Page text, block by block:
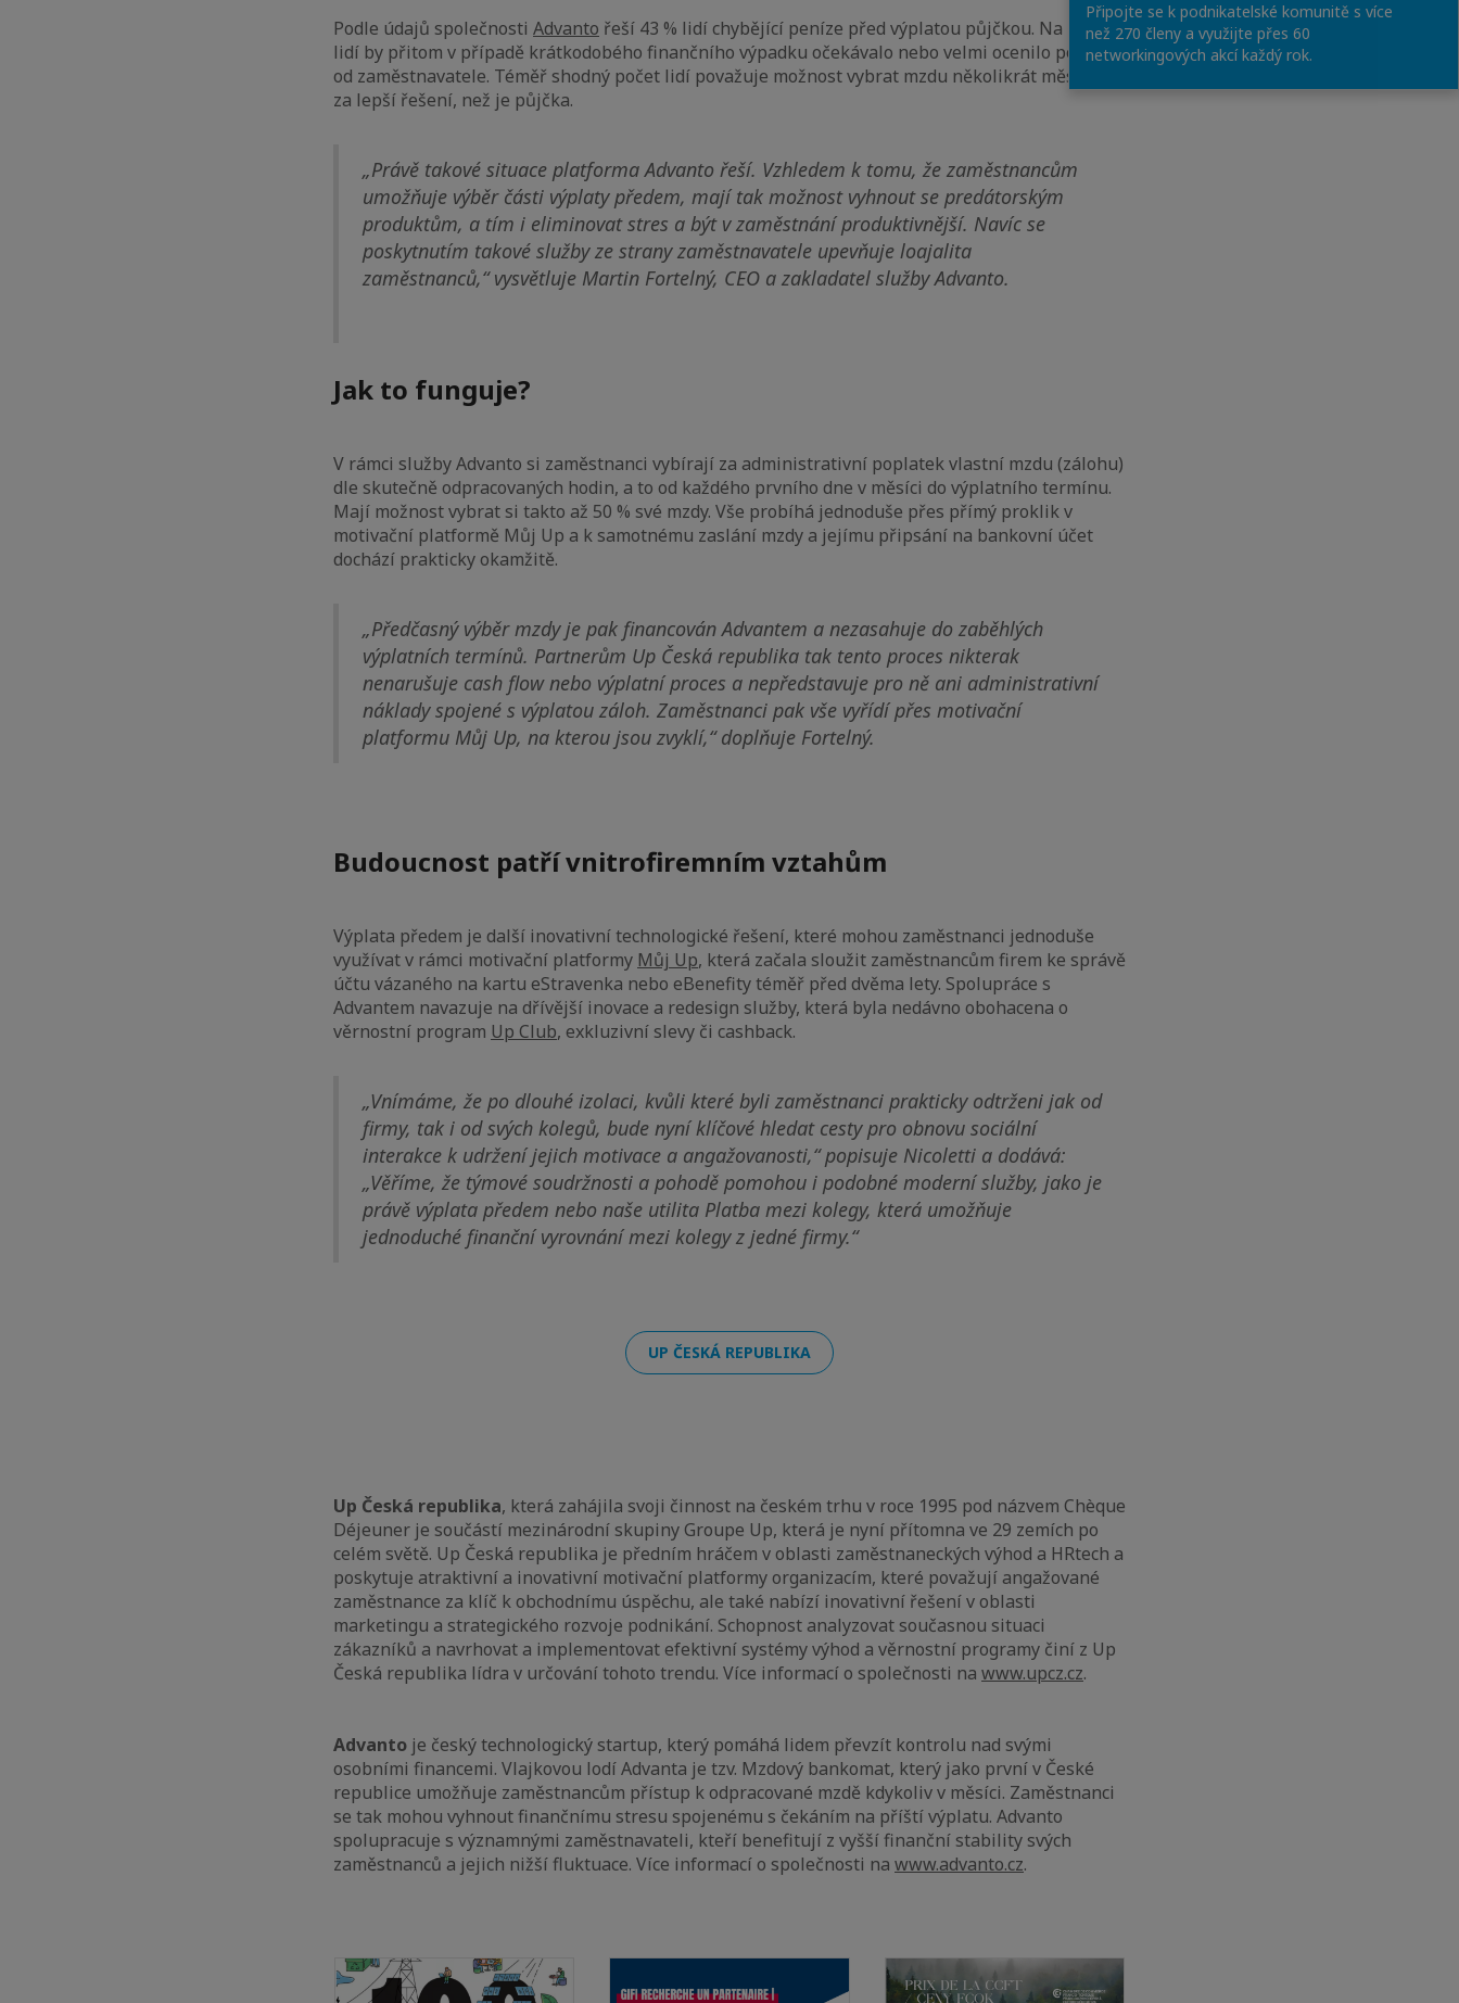
Podle údajů společnosti Advanto řeší 43 % lidí chybějící peníze před výplatou půjčkou. Na 70 %
lidí by přitom v případě krátkodobého finančního výpadku očekávalo nebo velmi ocenilo pomoc
od zaměstnavatele. Téměř shodný počet lidí považuje možnost vybrat mzdu několikrát měsíčně
za lepší řešení, než je půjčka.
„Právě takové situace platforma Advanto řeší. Vzhledem k tomu, že zaměstnancům
umožňuje výběr části výplaty předem, mají tak možnost vyhnout se predátorským
produktům, a tím i eliminovat stres a být v zaměstnání produktivnější. Navíc se
poskytnutím takové služby ze strany zaměstnavatele upevňuje loajalita
zaměstnanců,“vysvětluje Martin Fortelný, CEO a zakladatel služby Advanto.
Jak to funguje?
V rámci služby Advanto si zaměstnanci vybírají za administrativní poplatek vlastní mzdu (zálohu)
dle skutečně odpracovaných hodin, a to od každého prvního dne v měsíci do výplatního termínu.
Mají možnost vybrat si takto až 50 % své mzdy. Vše probíhá jednoduše přes přímý proklik v
motivační platformě Můj Up a k samotnému zaslání mzdy a jejímu připsání na bankovní účet
dochází prakticky okamžitě.
„Předčasný výběr mzdy je pak financován Advantem a nezasahuje do zaběhlých
výplatních termínů. Partnerům Up Česká republika tak tento proces nikterak
nenarušuje cash flow nebo výplatní proces a nepředstavuje pro ně ani administrativní
náklady spojené s výplatou záloh. Zaměstnanci pak vše vyřídí přes motivační
platformu Můj Up, na kterou jsou zvyklí,“doplňuje Fortelný.
Budoucnost patří vnitrofiremním vztahům
Výplata předem je další inovativní technologické řešení, které mohou zaměstnanci jednoduše
využívat v rámci motivační platformy Můj Up, která začala sloužit zaměstnancům firem ke správě
účtu vázaného na kartu eStravenka nebo eBenefity téměř před dvěma lety. Spolupráce s
Advantem navazuje na dřívější inovace a redesign služby, která byla nedávno obohacena o
věrnostní program Up Club, exkluzivní slevy či cashback.
„Vnímáme, že po dlouhé izolaci, kvůli které byli zaměstnanci prakticky odtrženi jak od
firmy, tak i od svých kolegů, bude nyní klíčové hledat cesty pro obnovu sociální
interakce k udržení jejich motivace a angažovanosti,“popisuje Nicoletti a dodává:
„Věříme, že týmové soudržnosti a pohodě pomohou i podobné moderní služby, jako je
právě výplata předem nebo naše utilita Platba mezi kolegy, která umožňuje
jednoduché finanční vyrovnání mezi kolegy z jedné firmy.“
UP ČESKÁ REPUBLIKA
Up Česká republika, která zahájila svoji činnost na českém trhu v roce 1995 pod názvem Chèque
Déjeuner je součástí mezinárodní skupiny Groupe Up, která je nyní přítomna ve 29 zemích po
celém světě. Up Česká republika je předním hráčem v oblasti zaměstnaneckých výhod a HRtech a
poskytuje atraktivní a inovativní motivační platformy organizacím, které považují angažované
zaměstnance za klíč k obchodnímu úspěchu, ale také nabízí inovativní řešení v oblasti
marketingu a strategického rozvoje podnikání. Schopnost analyzovat současnou situaci
zákazníků a navrhovat a implementovat efektivní systémy výhod a věrnostní programy činí z Up
Česká republika lídra v určování tohoto trendu. Více informací o společnosti na www.upcz.cz.
Advanto je český technologický startup, který pomáhá lidem převzít kontrolu nad svými
osobními financemi. Vlajkovou lodí Advanta je tzv. Mzdový bankomat, který jako první v České
republice umožňuje zaměstnancům přístup k odpracované mzdě kdykoliv v měsíci. Zaměstnanci
se tak mohou vyhnout finančnímu stresu spojenému s čekáním na příští výplatu. Advanto
spolupracuje s významnými zaměstnavateli, kteří benefitují z vyšší finanční stability svých
zaměstnanců a jejich nižší fluktuace. Více informací o společnosti na www.advanto.cz.
Připojte se k podnikatelské komunitě s více
než 270 členy a využijte přes 60
networkingových akcí každý rok.